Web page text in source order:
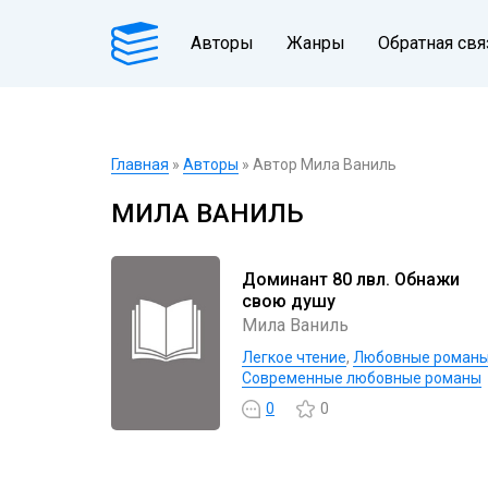
Авторы Жанры Обратная
Главная » Авторы » Автор Мила Ваниль
МИЛА ВАНИЛЬ
Доминант 80 лвл. Обнажи
свою душу
Мила Ваниль
Легкое чтение, Любовные романы
Современные любовные романы
0
0